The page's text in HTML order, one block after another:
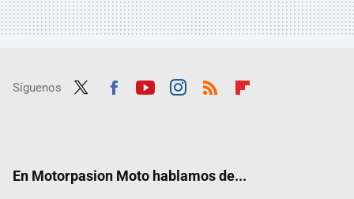
Síguenos
En Motorpasion Moto hablamos de...